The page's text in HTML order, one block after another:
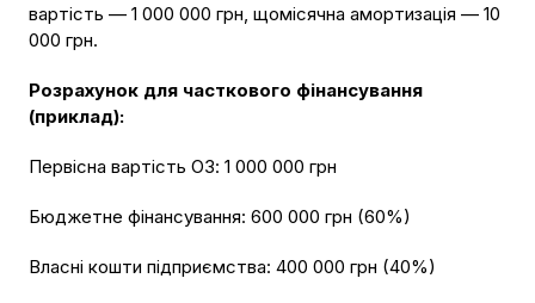
вартість — 1 000 000 грн, щомісячна амортизація — 10
000 грн.
Розрахунок для часткового фінансування
(приклад):
Первісна вартість ОЗ: 1 000 000 грн
Бюджетне фінансування: 600 000 грн (60%)
Власні кошти підприємства: 400 000 грн (40%)